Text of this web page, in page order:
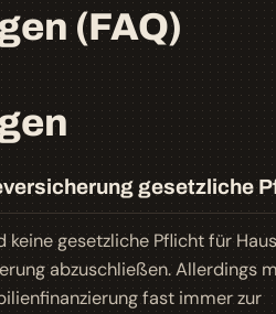
(FAQ)
gesetzliche
keine gesetzliche Pflicht für
abzuschließen. Allerdings
fast immer zur